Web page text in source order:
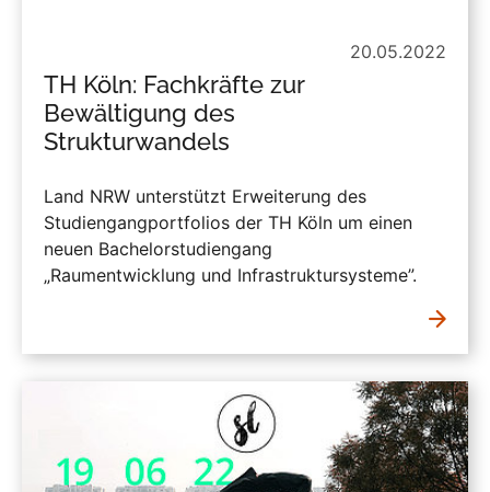
20.05.2022
TH Köln: Fachkräfte zur
Bewältigung des
Strukturwandels
Land NRW unterstützt Erweiterung des
Studiengangportfolios der TH Köln um einen
neuen Bachelorstudiengang
„Raumentwicklung und Infrastruktursysteme”.